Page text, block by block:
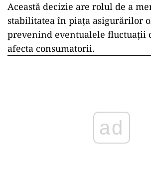
Această decizie are rolul de a
stabilitatea în piața asigurărilor
prevenind eventualele fluctuații
afecta consumatorii.
ad